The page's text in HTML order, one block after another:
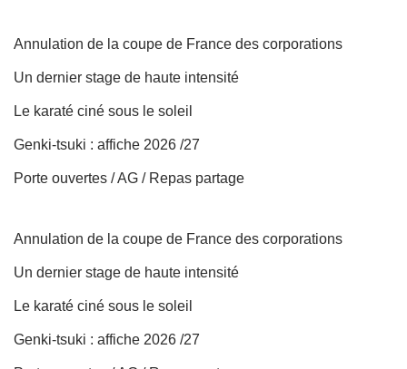
Annulation de la coupe de France des corporations
Un dernier stage de haute intensité
Le karaté ciné sous le soleil
Genki-tsuki : affiche 2026 /27
Porte ouvertes / AG / Repas partage
Annulation de la coupe de France des corporations
Un dernier stage de haute intensité
Le karaté ciné sous le soleil
Genki-tsuki : affiche 2026 /27